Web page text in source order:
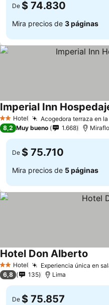
De $ 74.830
Mira precios de 3 páginas
2 Estrellas
Hotel Acogedora terraza en
Imperial Inn
8,2 Muy bueno 1.668
De $ 75.710
Mira precios de 5 páginas
2 Estrellas
Hotel Experiencia única en
Hotel Don Alberto
6,8 135 Lima
De $ 75.857